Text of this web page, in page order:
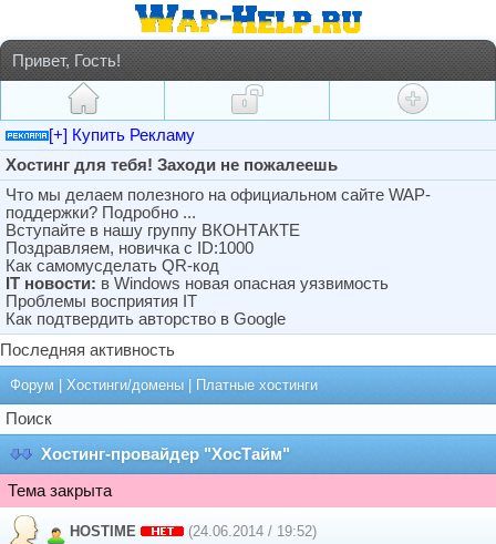
Привет, Гость!
[+] Купить Рекламу
Хостинг для тебя! Заходи не пожалеешь
Что мы делаем полезного на официальном сайте WAP-
поддержки? Подробно ...
Вступайте в нашу группу ВКОНТАКТЕ
Поздравляем, новичка с ID:1000
Как самомусделать QR-код
IT новости: в Windows новая опасная уязвимость
Проблемы восприятия IT
Как подтвердить авторство в Google
Последняя активность
Форум Хостинги/домены Платные хостинги
Поиск
Хостинг-провайдер "ХосТайм"
Тема закрыта
HOSTIME (24.06.2014 / 19:52)